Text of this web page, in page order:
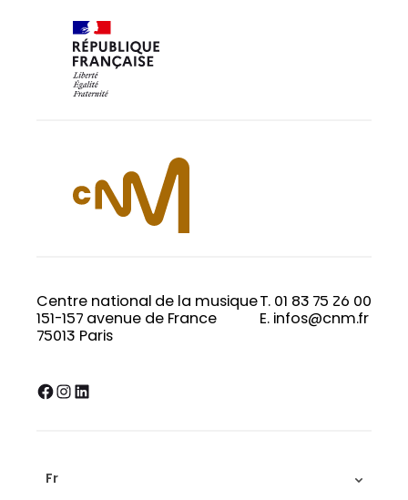
Centre national de la musique
151-157 avenue de France
75013 Paris
T. 01 83 75 26 00
E. infos@cnm.fr
Facebook InstagramLinkedIn
Fr